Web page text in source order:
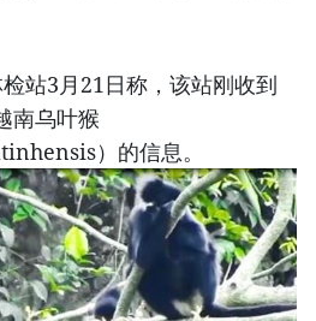
站3月21日称，该站刚收到
南乌叶猴
）的信息。